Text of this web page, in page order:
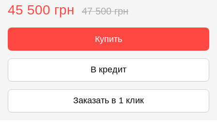
45 500 грн 47 500 грн
Купить
В кредит
Заказать в 1 клик